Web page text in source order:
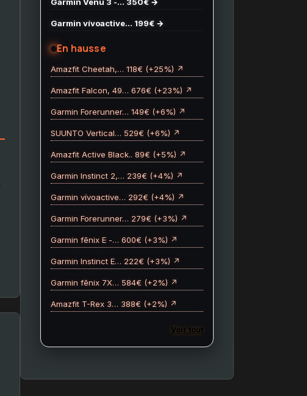
Garmin vívoactive… 199€ →
En hausse
Amazfit Cheetah,… 118€ (+25%) ↗
Amazfit Falcon, 49… 676€ (+23%) ↗
Garmin Forerunner… 149€ (+6%) ↗
SUUNTO Vertical… 529€ (+6%) ↗
Amazfit Active Black.. 89€ (+5%) ↗
Garmin Instinct 2,… 239€ (+4%) ↗
Garmin vívoactive… 292€ (+4%) ↗
Garmin Forerunner… 279€ (+3%) ↗
Garmin fēnix E -… 600€ (+3%) ↗
Garmin Instinct E… 222€ (+3%) ↗
Garmin fēnix 7X… 584€ (+2%) ↗
Amazfit T-Rex 3… 388€ (+2%) ↗
Voir tout